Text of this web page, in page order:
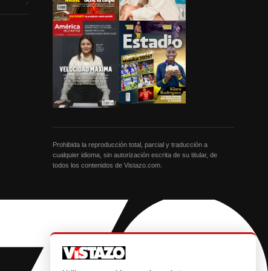
›
Prohibida la reproducción total, parcial y traducción a
cualquier idioma, sin autorización escrita de su titular, de
todos los contenidos de Vistazo.com.